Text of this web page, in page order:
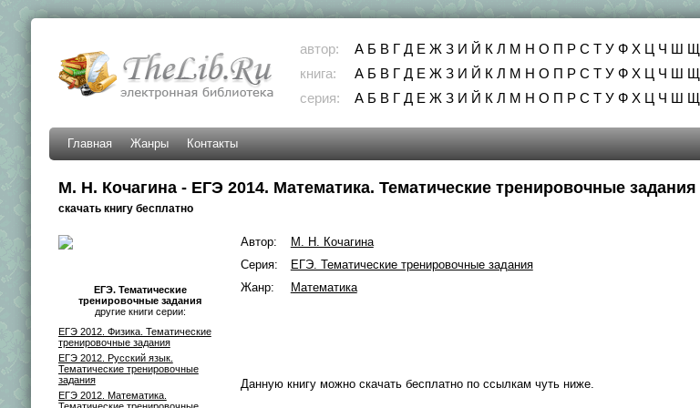
автор: А Б В Г Д Е Ж З И Й К Л М Н О П Р С Т У Ф Х Ц Ч Ш Щ
книга:
А Б В Г Д Е Ж З И Й К Л М Н О П Р С Т У Ф Х Ц Ч Ш Щ
серия:
А Б В Г Д Е Ж З И Й К Л М Н О П Р С Т У Ф Х Ц Ч Ш Щ
Главная Жанры Контакты
М. Н. Кочагина - ЕГЭ 2014. Математика. Тематические тренировочные задания
скачать книгу бесплатно
ЕГЭ. Тематические
тренировочные задания
другие книги серии:
ЕГЭ 2012. Физика. Тематические
тренировочные задания
ЕГЭ 2012. Русский язык.
Тематические тренировочные
задания
ЕГЭ 2012. Математика.
Автор:
М. Н. Кочагина
Серия:
ЕГЭ. Тематические тренировочные задания
Жанр:
Математика
Данную книгу можно скачать бесплатно по ссылкам чуть ниже.